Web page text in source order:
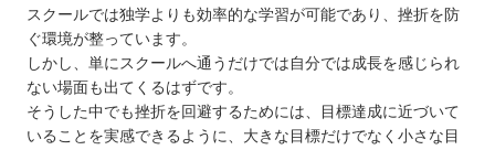
スクールでは独学よりも効率的な学習が可能であり、挫折を防
ぐ環境が整っています。
しかし、単にスクールへ通うだけでは自分では成長を感じられ
ない場面も出てくるはずです。
そうした中でも挫折を回避するためには、目標達成に近づいて
いることを実感できるように、大きな目標だけでなく小さな目